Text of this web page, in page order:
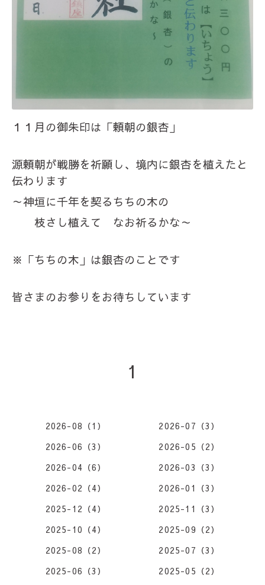
１１月の御朱印は「頼朝の銀杏」
源頼朝が戦勝を祈願し、境内に銀杏を植えたと
伝わります
～神垣に千年を契るちちの木の
枝さし植えて なお祈るかな～
※「ちちの木」は銀杏のことです
皆さまのお参りをお待ちしています
1
2026-08（1）
2026-07（3）
2026-06（3）
2026-05（2）
2026-04（6）
2026-03（3）
2026-02（4）
2026-01（3）
2025-12（4）
2025-11（3）
2025-10（4）
2025-09（2）
2025-08（2）
2025-07（3）
2025-06（3）
2025-05（2）